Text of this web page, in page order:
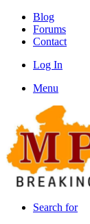
Blog
Forums
Contact
Log In
Menu
Search for